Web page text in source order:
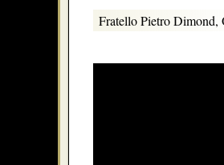
Fratello Pietro Dimond,